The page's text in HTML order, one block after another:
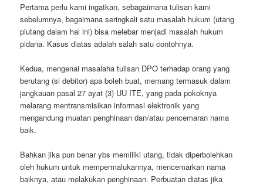
Pertama perlu kami ingatkan, sebagaimana tulisan kami
sebelumnya, bagaimana seringkali satu masalah hukum (utang
piutang dalam hal ini) bisa melebar menjadi masalah hukum
pidana. Kasus diatas adalah salah satu contohnya.
Kedua, mengenai masalaha tulisan DPO terhadap orang yang
berutang (si debitor) apa boleh buat, memang termasuk dalam
jangkauan pasal 27 ayat (3) UU ITE, yang pada pokoknya
melarang mentransmisikan informasi elektronik yang
mengandung muatan penghinaan dan/atau pencemaran nama
baik.
Bahkan jika pun benar ybs memiliki utang, tidak diperbolehkan
oleh hukum untuk mempermalukannya, mencemarkan nama
baiknya, atau melakukan penghinaan. Perbuatan diatas jika